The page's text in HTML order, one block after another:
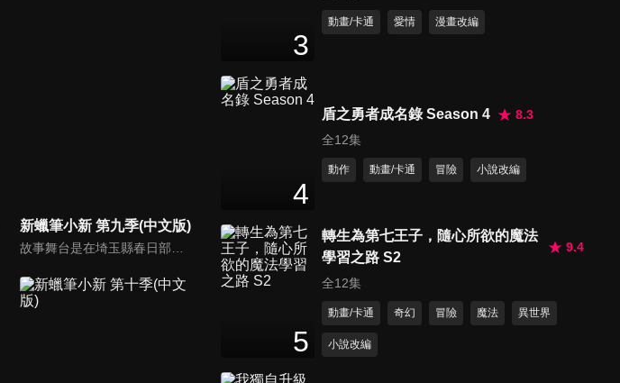
新蠟筆小新 第九季(中文版)
第657集 春日部狼人哦/來洗窗
第658集 媽媽睡午覺是祕密哦/
哦
27分鐘
萬人迷,是神射手哦/跟爸爸通信
3
動畫/卡通 愛情 漫畫改編
4
盾之勇者成名錄 Season 4
8.3
全12集
動作 動畫/卡通 冒險 小說改編
5
轉生為第七王子，隨心所欲的魔法
學習之路 S2
9.4
全12集
動畫/卡通 奇幻 冒險 魔法 異世界
小說改編